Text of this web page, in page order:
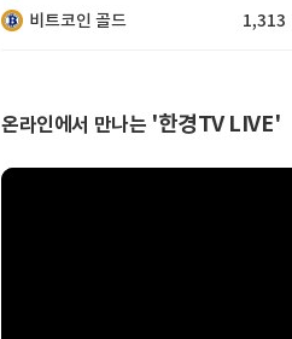
비트코인 골드 1,313
온라인에서 만나는 '한경TV LIVE'